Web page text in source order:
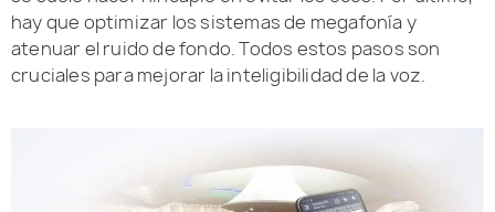
hay que optimizar los sistemas de megafonía y
atenuar el ruido de fondo. Todos estos pasos son
cruciales para mejorar la inteligibilidad de la voz.